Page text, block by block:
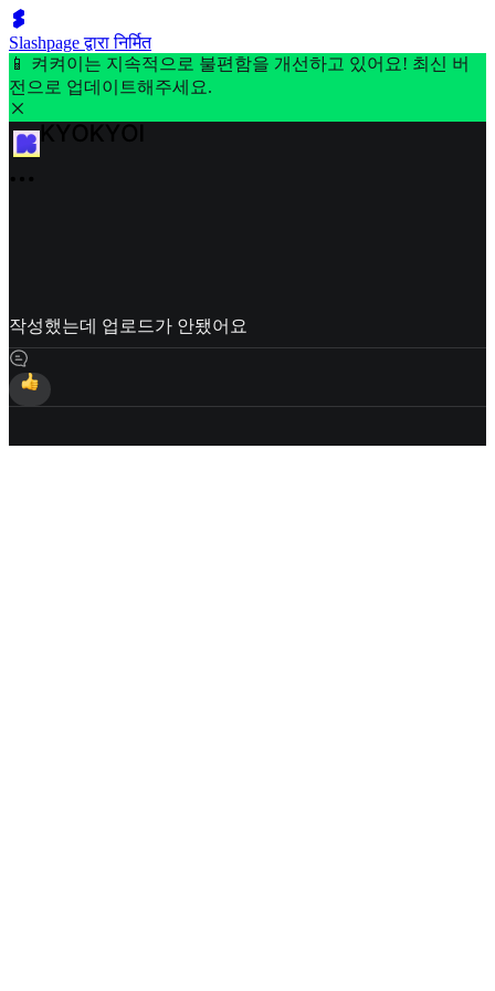
Slashpage द्वारा निर्मित
📱 켜켜이는 지속적으로 불편함을 개선하고 있어요! 최신 버
전으로 업데이트해주세요.
작성했는데 업로드가 안됐어요